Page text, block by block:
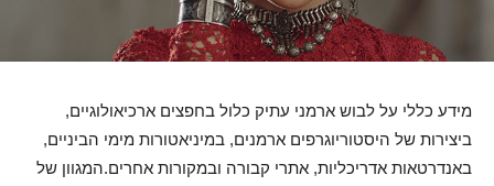
מידע כללי על לבוש ארמני עתיק כלול בחפצים ארכיאולוגיים,
ביצירות של היסטוריוגרפים ארמנים, במיניאטורות מימי הביניים,
באנדרטאות אדריכליות, אתרי קבורה ובמקורות אחרים.המגוון של